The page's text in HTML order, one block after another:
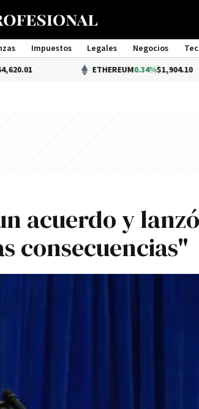
Impuestos Legales Negocios
Management
ETHEREUM0.34%$1,904.10
acuerdo y lanzó
consecuencias"